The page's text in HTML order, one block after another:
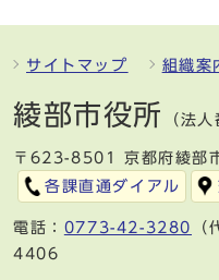
サイトマップ 組織案
綾部市役所 （法
〒623-8501 京都府綾部
各課直通ダイアル
電話： 0773-42-3280
4406